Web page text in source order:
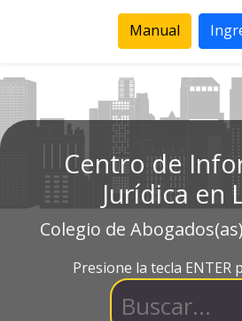
Manual
Centro de
Jurídica en
Colegio de
Presione la tecla ENTER